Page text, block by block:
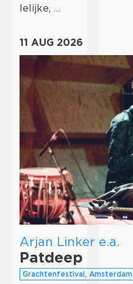
lelijke, …
11 AUG 2026
Arjan Linker e.a.
Patdeep
Grachtenfestival, Amsterdam